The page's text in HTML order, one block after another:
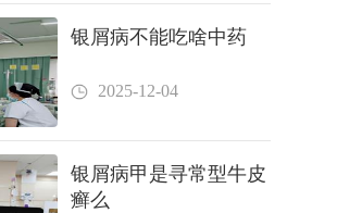
银屑病不能吃啥中药
2025-12-04
银屑病甲是寻常型牛皮
癣么